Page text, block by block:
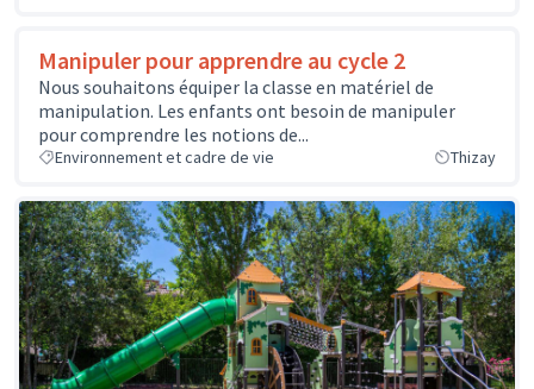
Manipuler pour apprendre au cycle 2
Nous souhaitons équiper la classe en matériel de
manipulation. Les enfants ont besoin de manipuler
pour comprendre les notions de...
Environnement et cadre de vie Thizay